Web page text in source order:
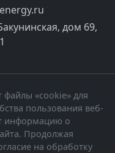
дом 69,
файлы «cookie» для
пользования веб-
информацию о
Продолжая
на обработку